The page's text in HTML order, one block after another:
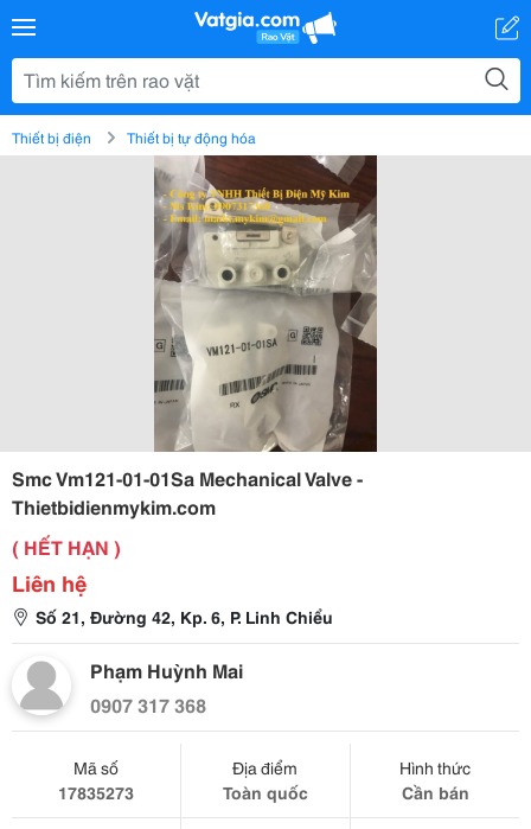
Thiết bị điện Thiết bị tự động hóa
Smc Vm121-01-01Sa Mechanical Valve -
Thietbidienmykim.com
( HẾT HẠN )
Liên hệ
Số 21, Đường 42, Kp. 6, P. Linh Chiểu
Phạm Huỳnh Mai
0907 317 368
Mã số
17835273
Địa điểm
Toàn quốc
Hình thức
Cần bán